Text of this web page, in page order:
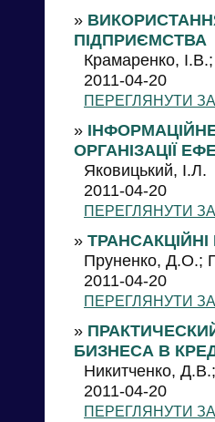
»
ПІДПРИЄМСТВА
Крамаренко,
2011-04-20
ПЕРЕГЛЯНУТИ
»
ОРГАНІЗАЦІЇ
Яковицький, І.Л.
2011-04-20
ПЕРЕГЛЯНУТИ
»
Пруненко, Д.О.;
2011-04-20
ПЕРЕГЛЯНУТИ
»
БИЗНЕСА В
Никитченко,
2011-04-20
ПЕРЕГЛЯНУТИ